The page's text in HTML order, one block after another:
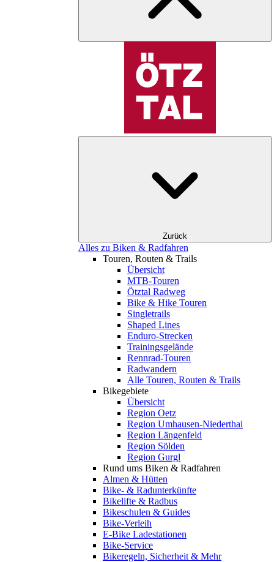
Zurück
Alles zu Biken & Radfahren
Touren, Routen & Trails
Übersicht
MTB-Touren
Ötztal Radweg
Bike & Hike Touren
Singletrails
Shaped Lines
Enduro-Strecken
Trainingsgelände
Rennrad-Touren
Radwandern
Alle Touren, Routen & Trails
Bikegebiete
Übersicht
Region Oetz
Region Umhausen-Niederthai
Region Längenfeld
Region Sölden
Region Gurgl
Rund ums Biken & Radfahren
Almen & Hütten
Bike- & Radunterkünfte
Bikelifte & Radbus
Bikeschulen & Guides
Bike-Verleih
E-Bike Ladestationen
Bike-Service
Bikeregeln, Sicherheit & Mehr